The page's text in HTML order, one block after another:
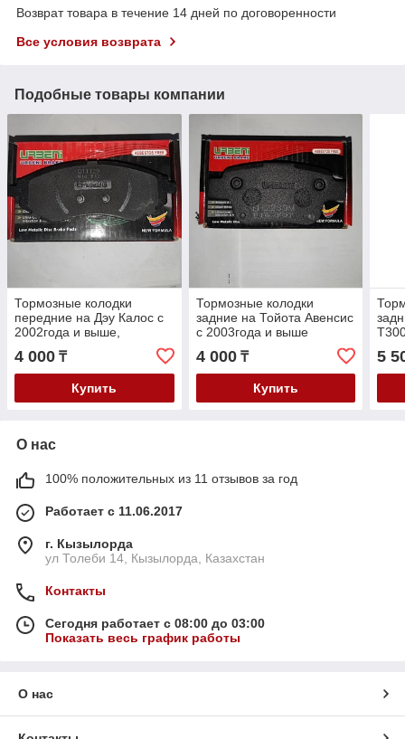
Возврат товара в течение 14 дней по договоренности
Все условия возврата
Подобные товары компании
Тормозные колодки
передние на Дэу Калос с
2002года и выше,
Шевролет Авео с 2002-
2009года
4 000 ₸
Купить
Тормозные колодки
задние на Тойота Авенсис
с 2003года и выше
4 000₸
Купить
5
О нас
100% положительных из 11 отзывов за год
Работает с 11.06.2017
г. Кызылорда
ул Толеби 14, Кызылорда, Казахстан
Контакты
Сегодня работает с 08:00 до 03:00
Показать весь график работы
О нас